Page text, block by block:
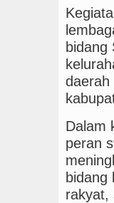
bidang
daerah
Dalam
peran
bidang
rakyat,